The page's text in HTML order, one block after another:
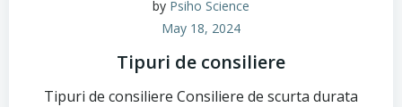
by Psiho Science
May 18, 2024
Tipuri de consiliere
Tipuri de consiliere Consiliere de scurta durata